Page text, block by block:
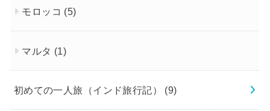
モロッコ (5)
マルタ (1)
初めての一人旅（インド旅行記） (9)